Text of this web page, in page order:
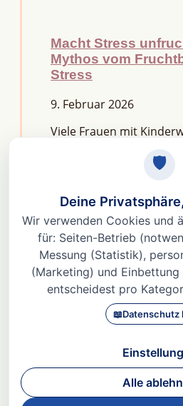
Macht Stress
Mythos vom
Stress
9. Februar 2026
Viele Frauen mit
kurze Antwort lautet:
Fruchtbarkeit aus dem
bringen. Denn Stress
Weiterlesen »